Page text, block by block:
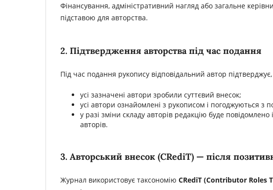
Фінансування, адміністративний нагляд або загальне
підставою для авторства.
2. Підтвердження авторства під час подання
Під час подання рукопису відповідальний автор
усі зазначені автори зробили суттєвий внесок;
усі автори ознайомлені з рукописом і погоджуються з
у разі зміни складу авторів редакцію буде
авторів.
3. Авторський внесок (CRediT) — після
Журнал використовує таксономію CRediT (Contributor Roles